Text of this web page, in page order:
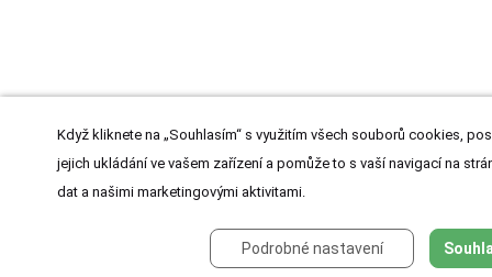
Když kliknete na „Souhlasím“ s využitím všech souborů cookies,
jejich ukládání ve vašem zařízení a pomůže to s vaší navigací na
dat a našimi marketingovými aktivitami.
Podrobné nastavení